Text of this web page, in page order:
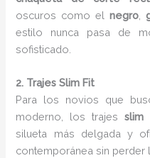
oscuros como el negro,
estilo nunca pasa de
sofisticado.
2. Trajes Slim Fit
Para los novios que
moderno, los trajesslim
silueta más delgada y
contemporánea sin perder